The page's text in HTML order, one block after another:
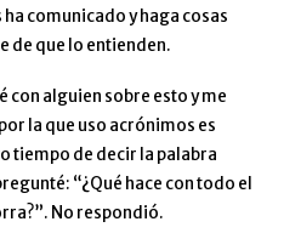
ha comunicado y haga cosas
de que lo entienden.
con alguien sobre esto y me
la que uso acrónimos es
tiempo de decir la palabra
“¿Qué hace con todo el
No respondió.